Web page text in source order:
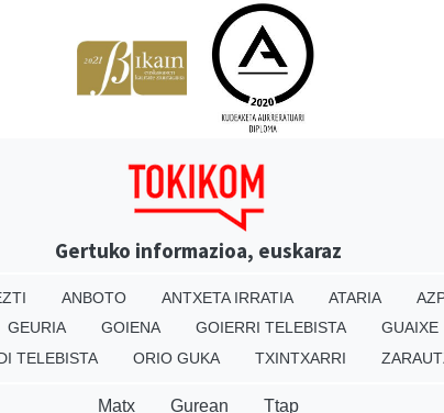
Gertuko informazioa, euskaraz
ANBOTO ANTXETA IRRATIA ATARIA
GEURIA GOIENA GOIERRI TELEBISTA GUAIXE
TELEBISTA ORIO GUKA TXINTXARRI
Matx Gurean Ttap